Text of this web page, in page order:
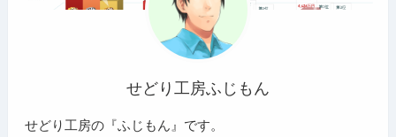
せどり工房ふじもん
せどり工房の『ふじもん』です。